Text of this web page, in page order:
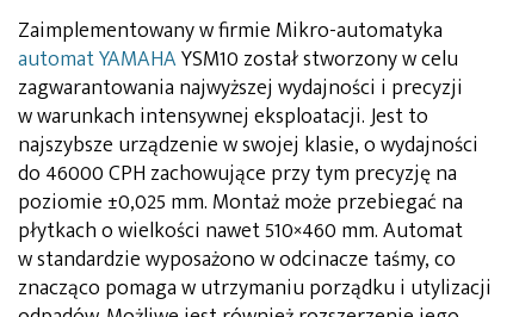
Zaimplementowany w firmie Mikro-automatyka
automat YAMAHAYSM10 został stworzony w celu
zagwarantowania najwyższej wydajności i precyzji
w warunkach intensywnej eksploatacji. Jest to
najszybsze urządzenie w swojej klasie, o wydajności
do 46000 CPH zachowujące przy tym precyzję na
poziomie ±0,025 mm. Montaż może przebiegać na
płytkach o wielkości nawet 510×460 mm. Automat
w standardzie wyposażono w odcinacze taśmy, co
znacząco pomaga w utrzymaniu porządku i utylizacji